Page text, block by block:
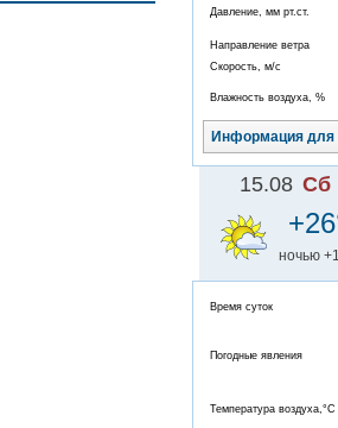
Давление, мм рт.ст.
Направление ветра
Скорость, м/с
Влажность воздуха, %
Информация для
15.08 Сб
ночью
Время суток
Погодные явления
Температура воздуха,°C